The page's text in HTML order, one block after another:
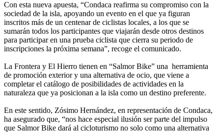
Con esta nueva apuesta, “Condaca reafirma su compromiso con la
sociedad de la isla, apoyando un evento en el que ya figuran
inscritos más de un centenar de ciclistas locales, a los que se
sumarán todos los participantes que viajarán desde otros destinos
para participar en una prueba ciclista que cierra su periodo de
inscripciones la próxima semana”, recoge el comunicado.
La Frontera y El Hierro tienen en “Salmor Bike” una herramienta
de promoción exterior y una alternativa de ocio, que viene a
completar el catálogo de posibilidades de actividades en la
naturaleza que ya posicionan a la isla como un destino preferente.
En este sentido, Zósimo Hernández, en representación de Condaca,
ha asegurado que, “nos hace especial ilusión ser parte del impulso
que Salmor Bike dará al cicloturismo no solo como una alternativa